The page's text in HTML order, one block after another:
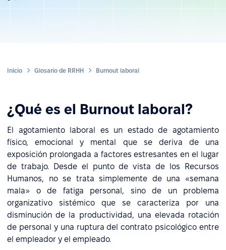
Inicio Glosario de RRHH Burnout laboral
¿Qué es el Burnout laboral?
El agotamiento laboral es un estado de agotamiento
físico, emocional y mental que se deriva de una
exposición prolongada a factores estresantes en el lugar
de trabajo. Desde el punto de vista de los Recursos
Humanos, no se trata simplemente de una «semana
mala» o de fatiga personal, sino de un problema
organizativo sistémico que se caracteriza por una
disminución de la productividad, una elevada rotación
de personal y una ruptura del contrato psicológico entre
el empleador y el empleado.